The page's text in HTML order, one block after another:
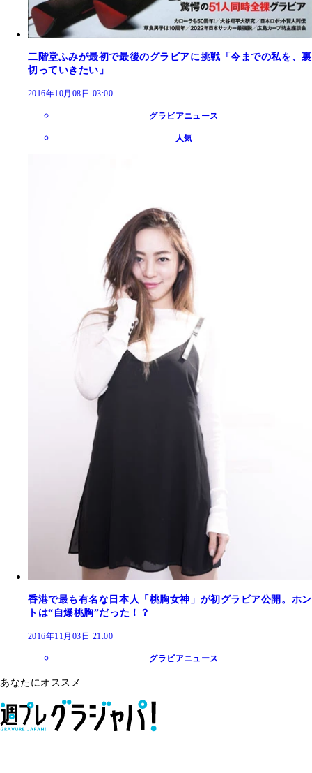
二階堂ふみが最初で最後のグラビアに挑戦「今までの私を、裏
切っていきたい」
2016年10月08日 03:00
グラビアニュース
人気
香港で最も有名な日本人「桃胸女神」が初グラビア公開。ホン
トは“自爆桃胸”だった！？
2016年11月03日 21:00
グラビアニュース
あなたにオススメ